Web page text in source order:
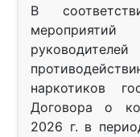
В
мероприятий
наркотиков
Договора о
2026 г. в